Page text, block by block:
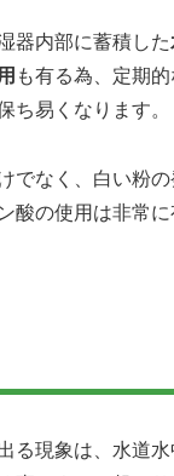
器内部に蓄積した
も有る為、定期
ち易くなります。
でなく、白い粉
酸の使用は非常に
る現象は、水道